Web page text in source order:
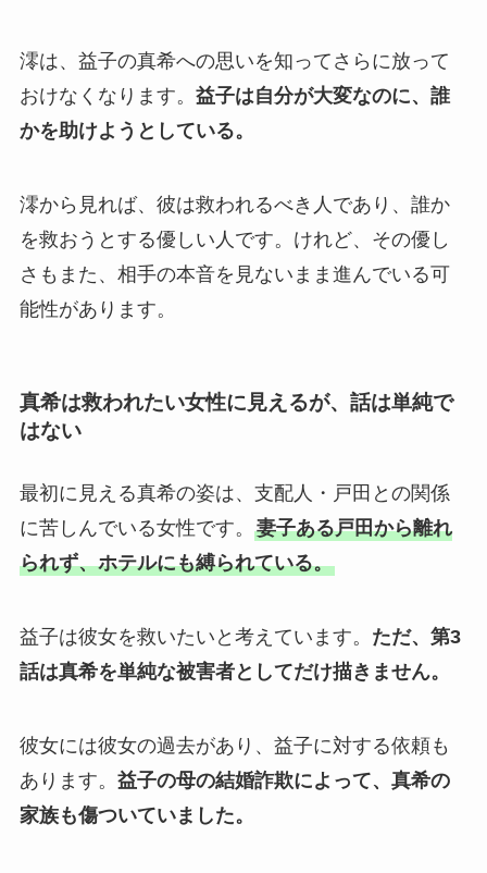
澪は、益子の真希への思いを知ってさらに放って
おけなくなります。 益子は自分が大変なのに、誰
かを助けようとしている。
澪から見れば、彼は救われるべき人であり、誰か
を救おうとする優しい人です。けれど、その優し
さもまた、相手の本音を見ないまま進んでいる可
能性があります。
真希は救われたい女性に見えるが、話は単純で
はない
最初に見える真希の姿は、支配人・戸田との関係
に苦しんでいる女性です。 妻子ある戸田から離れ
られず、ホテルにも縛られている。
益子は彼女を救いたいと考えています。 ただ、第3
話は真希を単純な被害者としてだけ描きません。
彼女には彼女の過去があり、益子に対する依頼も
あります。 益子の母の結婚詐欺によって、真希の
家族も傷ついていました。